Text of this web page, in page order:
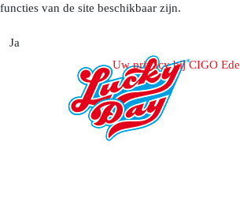
functies van de site beschikbaar zijn.
Ja
Uw privacy bij CIGO Ede